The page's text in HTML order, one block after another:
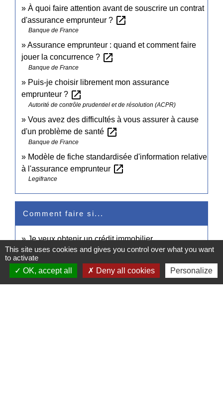
À quoi faire attention avant de souscrire un contrat
d'assurance emprunteur ? open_in_new
Banque de France
Assurance emprunteur : quand et comment faire
jouer la concurrence ? open_in_new
Banque de France
Puis-je choisir librement mon assurance
emprunteur ? open_in_new
Autorité de contrôle prudentiel et de résolution (ACPR)
Vous avez des difficultés à vous assurer à cause
d'un problème de santé open_in_new
Banque de France
Modèle de fiche standardisée d'information relative
à l'assurance emprunteur open_in_new
Legifrance
Comment faire si...
Je veux obtenir un crédit immobilier
Signaler une erreur sur cette page
This site uses cookies and gives you control over what you want
to activate
OK, accept all
Deny all cookies Personalize